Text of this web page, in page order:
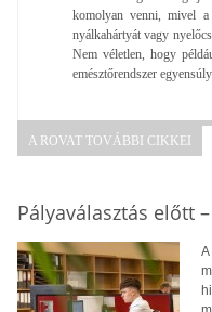
komolyan venni, mivel
nyálkahártyát vagy
Nem véletlen, hogy
emésztőrendszer
A ROVAT TOVÁBBI CIKKEI
Pályaválasztás előtt